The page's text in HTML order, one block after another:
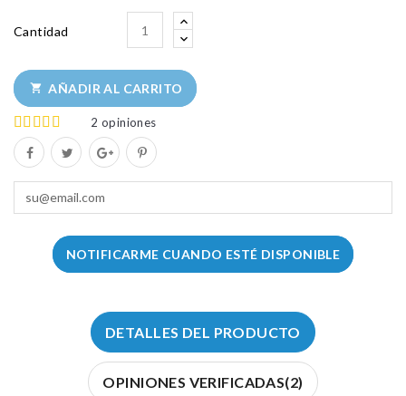
Cantidad
 AÑADIR AL CARRITO
2 opiniones
NOTIFICARME CUANDO ESTÉ DISPONIBLE
DETALLES DEL PRODUCTO
OPINIONES VERIFICADAS(2)